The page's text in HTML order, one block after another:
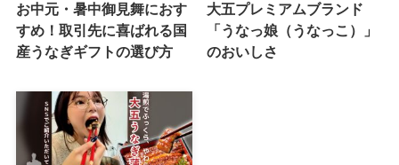
お中元・暑中御見舞におす
すめ！取引先に喜ばれる国
産うなぎギフトの選び方
大五プレミアムブランド
「うなっ娘（うなっこ）」
のおいしさ